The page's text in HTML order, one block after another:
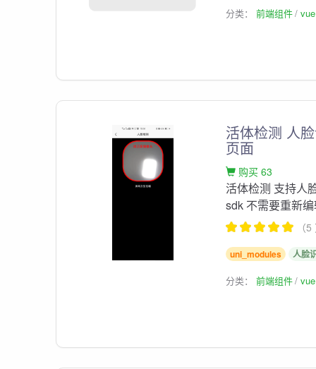
分类：前端组件
活体检测 人
页面
购买 63
活体检测 支持人
sdk 不需要重新
（
uni_modules 人脸
分类：前端组件